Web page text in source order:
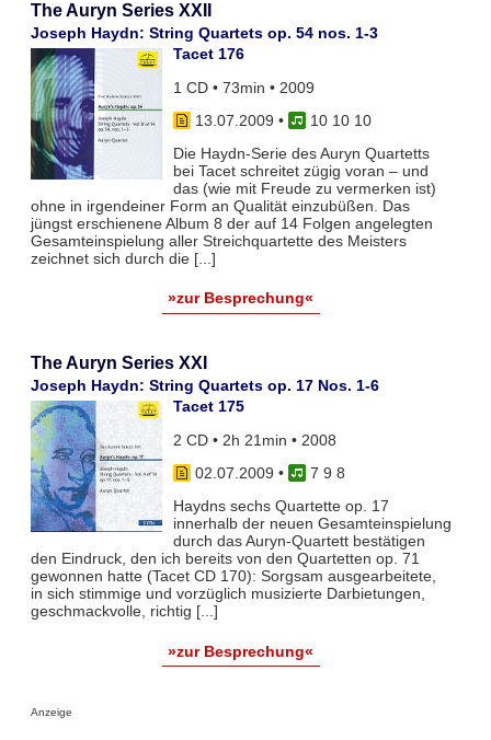
The Auryn Series XXII
Joseph Haydn: String Quartets op. 54 nos. 1-3
Tacet 176
1 CD • 73min • 2009
13.07.2009 •
10 10 10
Die Haydn-Serie des Auryn Quartetts
bei Tacet schreitet zügig voran – und
das (wie mit Freude zu vermerken ist)
ohne in irgendeiner Form an Qualität einzubüßen. Das
jüngst erschienene Album 8 der auf 14 Folgen angelegten
Gesamteinspielung aller Streichquartette des Meisters
zeichnet sich durch die [...]
»zur Besprechung«
The Auryn Series XXI
Joseph Haydn: String Quartets op. 17 Nos. 1-6
Tacet 175
2 CD • 2h 21min • 2008
02.07.2009 •
7 9 8
Haydns sechs Quartette op. 17
innerhalb der neuen Gesamteinspielung
durch das Auryn-Quartett bestätigen
den Eindruck, den ich bereits von den Quartetten op. 71
gewonnen hatte (Tacet CD 170): Sorgsam ausgearbeitete,
in sich stimmige und vorzüglich musizierte Darbietungen,
geschmackvolle, richtig [...]
»zur Besprechung«
Anzeige